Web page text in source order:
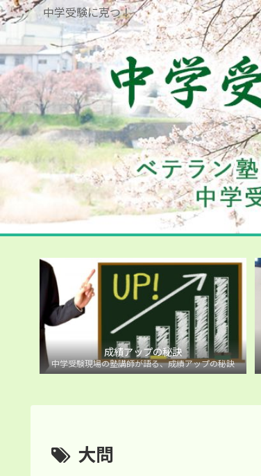
中学受験に克つ！
成績アップの秘訣
中学受験現場の塾講師が語る、成績アップの秘訣
大問